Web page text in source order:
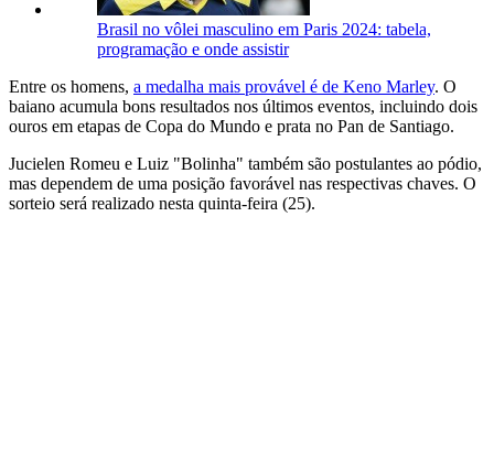
Brasil no vôlei masculino em Paris 2024: tabela,
programação e onde assistir
Entre os homens, a medalha mais provável é de Keno Marley. O
baiano acumula bons resultados nos últimos eventos, incluindo dois
ouros em etapas de Copa do Mundo e prata no Pan de Santiago.
Jucielen Romeu e Luiz "Bolinha" também são postulantes ao pódio,
mas dependem de uma posição favorável nas respectivas chaves. O
sorteio será realizado nesta quinta-feira (25).